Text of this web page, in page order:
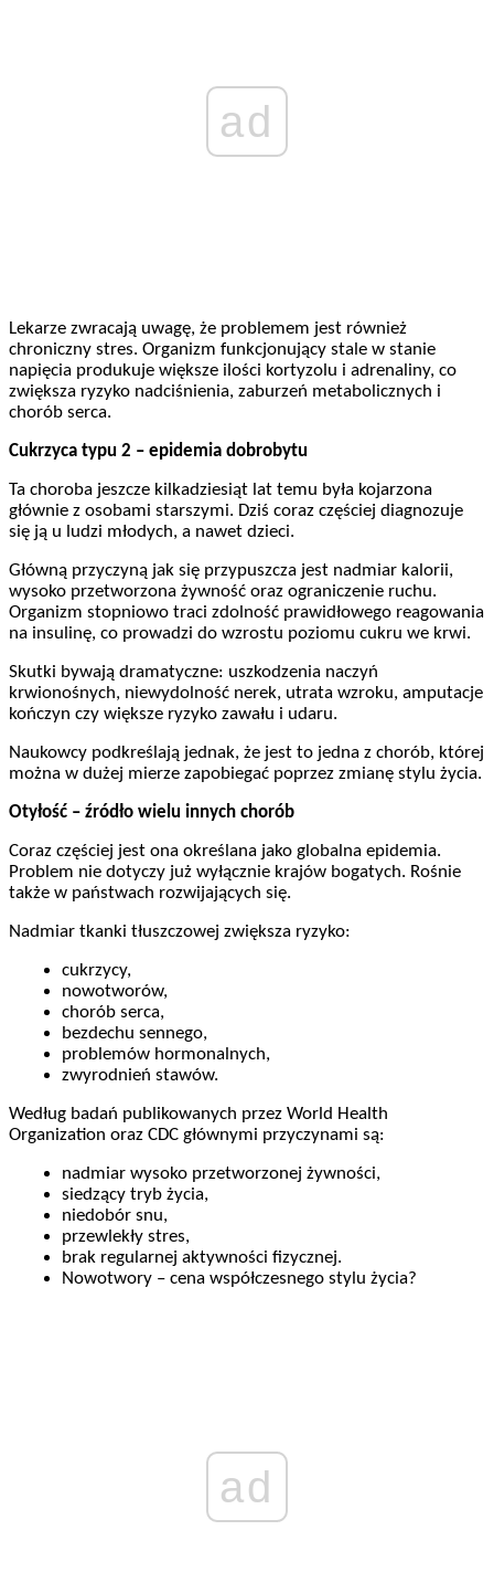
ad
Lekarze zwracają uwagę, że problemem jest również
chroniczny stres. Organizm funkcjonujący stale w stanie
napięcia produkuje większe ilości kortyzolu i adrenaliny, co
zwiększa ryzyko nadciśnienia, zaburzeń metabolicznych i
chorób serca.
Cukrzyca typu 2 – epidemia dobrobytu
Ta choroba jeszcze kilkadziesiąt lat temu była kojarzona
głównie z osobami starszymi. Dziś coraz częściej diagnozuje
się ją u ludzi młodych, a nawet dzieci.
Główną przyczyną jak się przypuszcza jest nadmiar kalorii,
wysoko przetworzona żywność oraz ograniczenie ruchu.
Organizm stopniowo traci zdolność prawidłowego reagowania
na insulinę, co prowadzi do wzrostu poziomu cukru we krwi.
Skutki bywają dramatyczne: uszkodzenia naczyń
krwionośnych, niewydolność nerek, utrata wzroku, amputacje
kończyn czy większe ryzyko zawału i udaru.
Naukowcy podkreślają jednak, że jest to jedna z chorób, której
można w dużej mierze zapobiegać poprzez zmianę stylu życia.
Otyłość – źródło wielu innych chorób
Coraz częściej jest ona określana jako globalna epidemia.
Problem nie dotyczy już wyłącznie krajów bogatych. Rośnie
także w państwach rozwijających się.
Nadmiar tkanki tłuszczowej zwiększa ryzyko:
cukrzycy,
nowotworów,
chorób serca,
bezdechu sennego,
problemów hormonalnych,
zwyrodnień stawów.
Według badań publikowanych przez World Health
Organization oraz CDC głównymi przyczynami są:
nadmiar wysoko przetworzonej żywności,
siedzący tryb życia,
niedobór snu,
przewlekły stres,
brak regularnej aktywności fizycznej.
Nowotwory – cena współczesnego stylu życia?
ad